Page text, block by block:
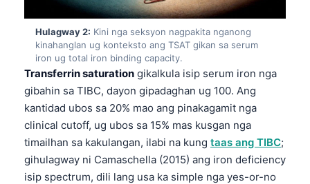
Hulagway 2: Kini nga seksyon nagpakita nganong
kinahanglan ug konteksto ang TSAT gikan sa serum
iron ug total iron binding capacity.
Transferrin saturation gikalkula isip serum iron nga
gibahin sa TIBC, dayon gipadaghan ug 100. Ang
kantidad ubos sa 20% mao ang pinakagamit nga
clinical cutoff, ug ubos sa 15% mas kusgan nga
timailhan sa kakulangan, ilabi na kung taas ang TIBC;
gihulagway ni Camaschella (2015) ang iron deficiency
isip spectrum, dili lang usa ka simple nga yes-or-no